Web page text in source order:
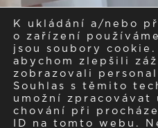
K ukládání a/nebo
o zařízení
jsou soubory cookie.
abychom zlepšili
zobrazovali
Souhlas s těmito
umožní zpracovávat
chování při
ID na tomto webu.